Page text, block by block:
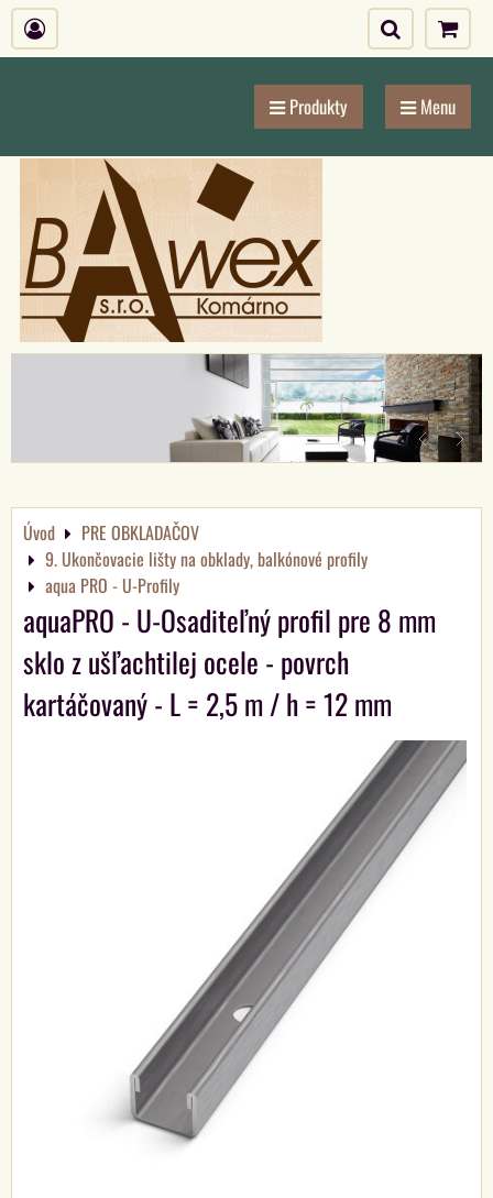
Produkty Menu
Úvod
PRE OBKLADAČOV
9. Ukončovacie lišty na obklady, balkónové profily
aqua PRO - U-Profily
aquaPRO - U-Osaditeľný profil pre 8 mm
sklo z ušľachtilej ocele - povrch
kartáčovaný - L = 2,5 m / h = 12 mm